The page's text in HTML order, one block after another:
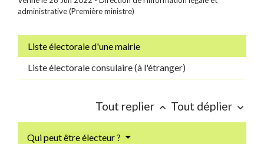
administrative (Première ministre)
Liste électorale d'une mairie
Liste électorale consulaire (à l'étranger)
Tout replier keyboard_arrow_up Tout déplier keyboard_arrow_down
Qui peut être électeur ?